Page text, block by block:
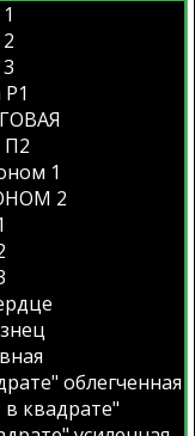
П2
1
2
облегченная
квадрате"